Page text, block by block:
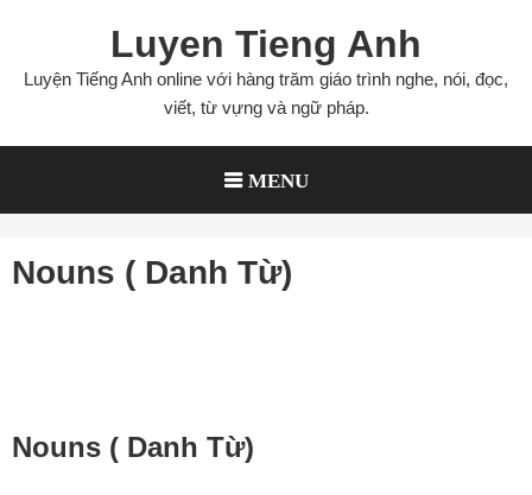
content
Luyen Tieng Anh
Luyện Tiếng Anh online với hàng trăm giáo trình nghe, nói, đọc,
viết, từ vựng và ngữ pháp.
MENU
Nouns ( Danh Từ)
Nouns ( Danh Từ)